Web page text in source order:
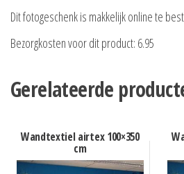
Dit fotogeschenk is makkelijk online te
Bezorgkosten voor dit product: 6.95
Gerelateerde
Wandtextiel airtex 100×350
cm